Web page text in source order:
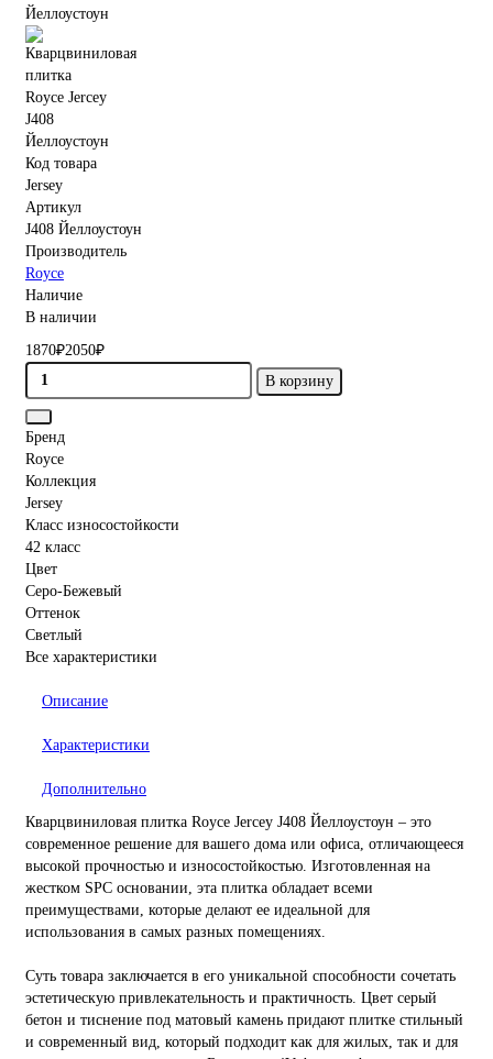
Код товара
Jersey
Артикул
J408 Йеллоустоун
Производитель
Royce
Наличие
В наличии
1870₽2050₽
В корзину
Бренд
Royce
Коллекция
Jersey
Класс износостойкости
42 класс
Цвет
Серо-Бежевый
Оттенок
Светлый
Все характеристики
Описание
Характеристики
Дополнительно
Кварцвиниловая плитка Royce Jercey J408 Йеллоустоун – это
современное решение для вашего дома или офиса, отличающееся
высокой прочностью и износостойкостью. Изготовленная на
жестком SPC основании, эта плитка обладает всеми
преимуществами, которые делают ее идеальной для
использования в самых разных помещениях.
Суть товара заключается в его уникальной способности сочетать
эстетическую привлекательность и практичность. Цвет серый
бетон и тиснение под матовый камень придают плитке стильный
и современный вид, который подходит как для жилых, так и для